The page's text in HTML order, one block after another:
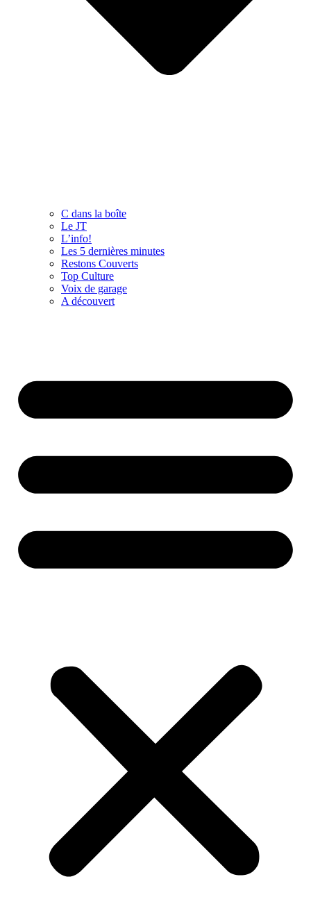
C dans la boîte
Le JT
L’info!
Les 5 dernières minutes
Restons Couverts
Top Culture
Voix de garage
A découvert